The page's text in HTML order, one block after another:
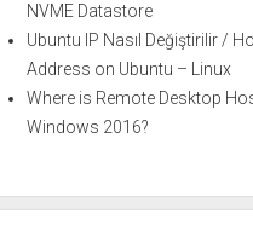
NVME Datastore
Ubuntu IP Nasıl Değiştirilir /
Address on Ubuntu – Linux
Where is Remote Desktop
Windows 2016?